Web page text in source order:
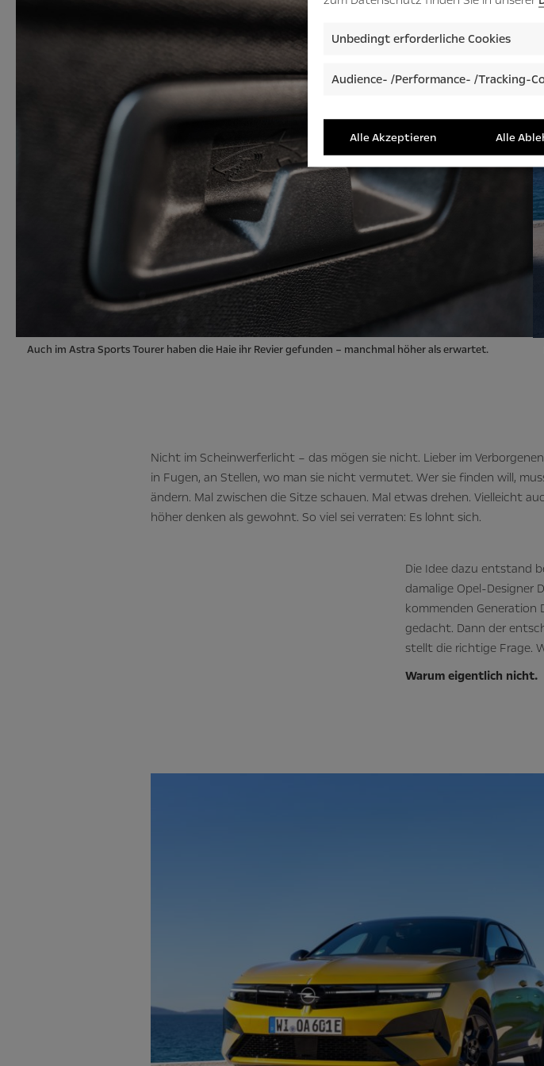
Unbedingt erforderliche Cookies
Audience- /Performance- /Tracking-
Alle Akzeptieren Alle
Auch im Astra Sports Tourer haben die Haie ihr Revier gefunden – manchmal höher als erwartet.
Nicht im Scheinwerferlicht – das mögen sie nicht. Lieber im
in Fugen, an Stellen, wo man sie nicht vermutet. Wer sie finden will,
ändern. Mal zwischen die Sitze schauen. Mal etwas drehen. Vielleicht
höher denken als gewohnt. So viel sei verraten: Es lohnt sich.
Die Idee dazu entstand
damalige Opel-Designer
kommenden Generation
gedacht. Dann der
stellt die richtige Frage.
Warum eigentlich nicht.